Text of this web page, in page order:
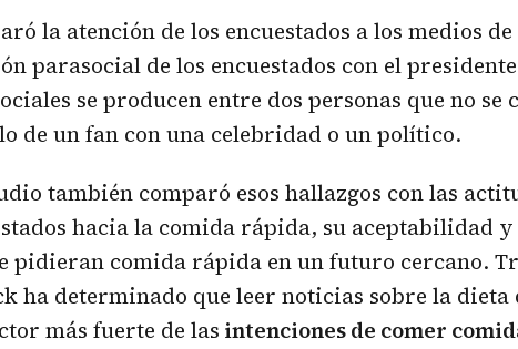
la atención de los encuestados a los medios
parasocial de los encuestados con el
se producen entre dos personas que no se
de un fan con una celebridad o un político.
también comparó esos hallazgos con las
hacia la comida rápida, su aceptabilidad
pidieran comida rápida en un futuro cercano.
ha determinado que leer noticias sobre la dieta
más fuerte de las intenciones de comer